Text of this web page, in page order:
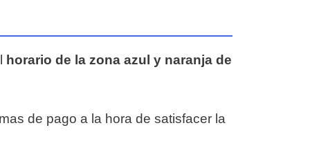
horario de la zona azul y naranja de
de pago a la hora de satisfacer la